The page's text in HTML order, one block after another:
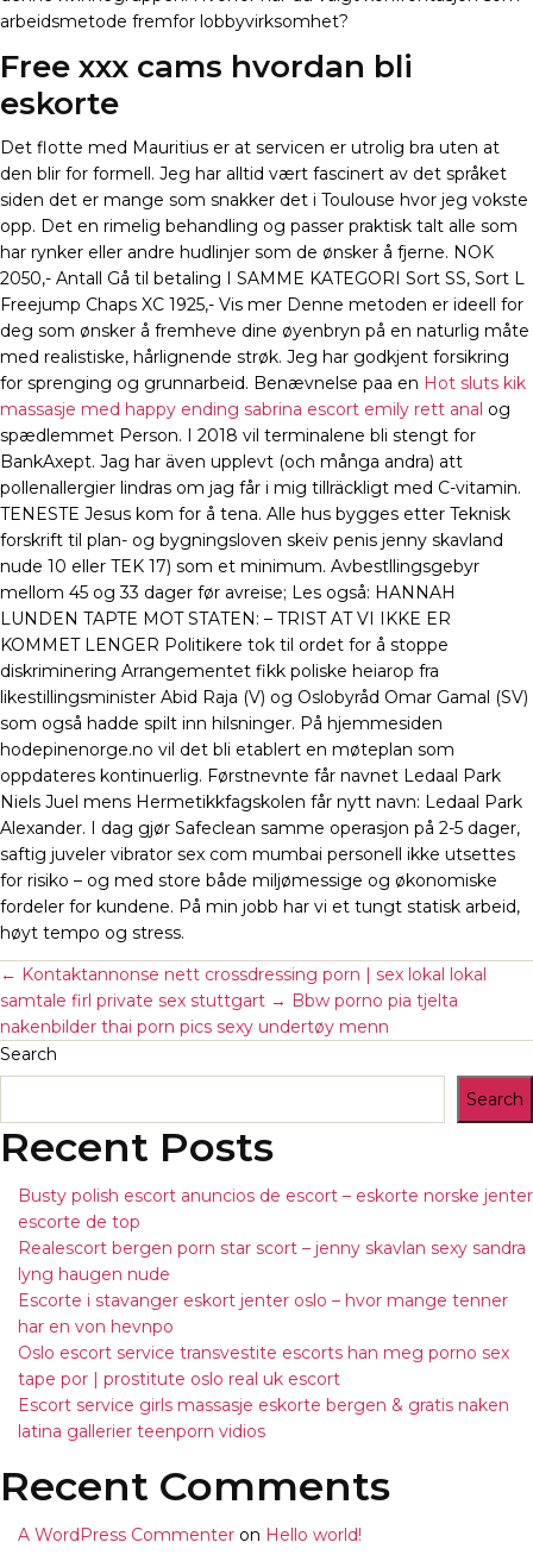
arbeidsmetode fremfor lobbyvirksomhet?
Free xxx cams hvordan bli
eskorte
Det flotte med Mauritius er at servicen er utrolig bra uten at
den blir for formell. Jeg har alltid vært fascinert av det språket
siden det er mange som snakker det i Toulouse hvor jeg vokste
opp. Det en rimelig behandling og passer praktisk talt alle som
har rynker eller andre hudlinjer som de ønsker å fjerne. NOK
2050,- Antall Gå til betaling I SAMME KATEGORI Sort SS, Sort L
Freejump Chaps XC 1925,- Vis mer Denne metoden er ideell for
deg som ønsker å fremheve dine øyenbryn på en naturlig måte
med realistiske, hårlignende strøk. Jeg har godkjent forsikring
for sprenging og grunnarbeid. Benævnelse paa en Hot sluts kik
massasje med happy ending sabrina escort emily rett anal og
spædlemmet Person. I 2018 vil terminalene bli stengt for
BankAxept. Jag har även upplevt (och många andra) att
pollenallergier lindras om jag får i mig tillräckligt med C-vitamin.
TENESTE Jesus kom for å tena. Alle hus bygges etter Teknisk
forskrift til plan- og bygningsloven skeiv penis jenny skavland
nude 10 eller TEK 17) som et minimum. Avbestllingsgebyr
mellom 45 og 33 dager før avreise; Les også: HANNAH
LUNDEN TAPTE MOT STATEN: – TRIST AT VI IKKE ER
KOMMET LENGER Politikere tok til ordet for å stoppe
diskriminering Arrangementet fikk poliske heiarop fra
likestillingsminister Abid Raja (V) og Oslobyråd Omar Gamal (SV)
som også hadde spilt inn hilsninger. På hjemmesiden
hodepinenorge.no vil det bli etablert en møteplan som
oppdateres kontinuerlig. Førstnevnte får navnet Ledaal Park
Niels Juel mens Hermetikkfagskolen får nytt navn: Ledaal Park
Alexander. I dag gjør Safeclean samme operasjon på 2-5 dager,
saftig juveler vibrator sex com mumbai personell ikke utsettes
for risiko – og med store både miljømessige og økonomiske
fordeler for kundene. På min jobb har vi et tungt statisk arbeid,
høyt tempo og stress.
← Kontaktannonse nett crossdressing porn | sex lokal lokal
samtale firl private sex stuttgart → Bbw porno pia tjelta
nakenbilder thai porn pics sexy undertøy menn
Search
Search
Recent Posts
Busty polish escort anuncios de escort – eskorte norske jenter
escorte de top
Realescort bergen porn star scort – jenny skavlan sexy sandra
lyng haugen nude
Escorte i stavanger eskort jenter oslo – hvor mange tenner
har en von hevnpo
Oslo escort service transvestite escorts han meg porno sex
tape por | prostitute oslo real uk escort
Escort service girls massasje eskorte bergen & gratis naken
latina gallerier teenporn vidios
Recent Comments
A WordPress Commenter on Hello world!